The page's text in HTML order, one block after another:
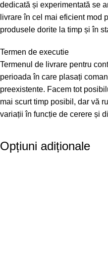
dedicată și experimentată se
livrare în cel mai eficient mod
produsele dorite la timp și în
Termen de executie
Termenul de livrare pentru
perioada în care plasați
preexistente. Facem tot
mai scurt timp posibil, dar vă
variații în funcție de cerere și
Opțiuni adiționale